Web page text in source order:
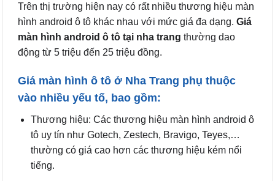
Trên thị trường hiện nay có rất nhiều thương hiệu màn
hình android ô tô khác nhau với mức giá đa dạng. Giá
màn hình android ô tô tại nha trang thường dao
động từ 5 triệu đến 25 triệu đồng.
Giá màn hình ô tô ở Nha Trang phụ thuộc
vào nhiều yếu tố, bao gồm:
Thương hiệu: Các thương hiệu màn hình android ô
tô uy tín như Gotech, Zestech, Bravigo, Teyes,…
thường có giá cao hơn các thương hiệu kém nổi
tiếng.